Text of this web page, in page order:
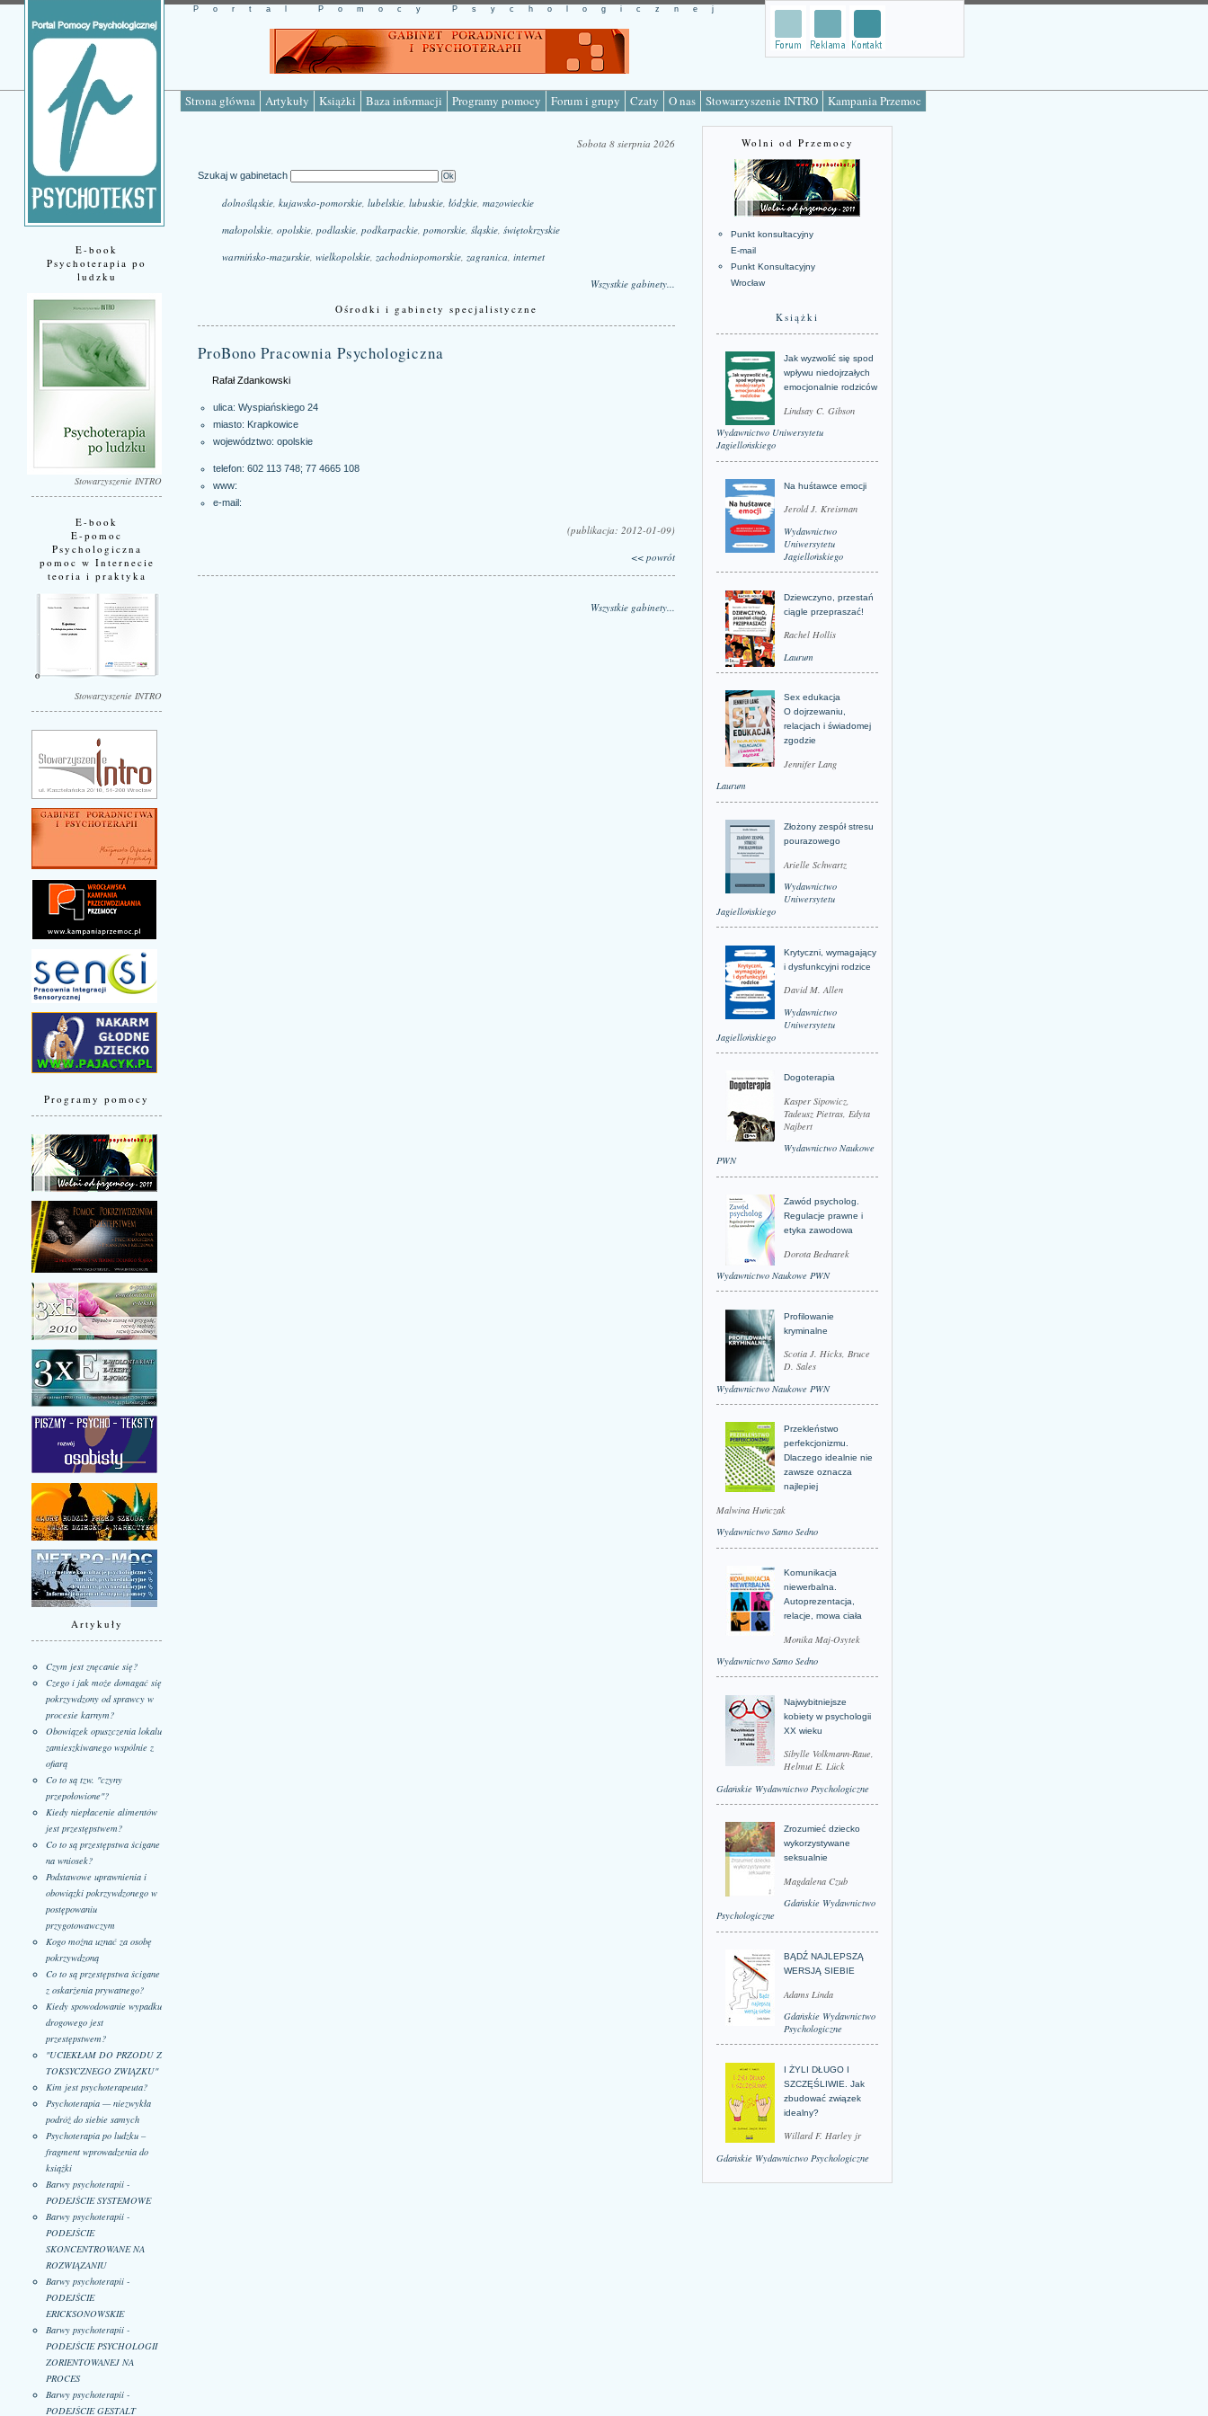
Strona główna Artykuły Książki Baza informacji Programy pomocy Forum i grupy Czaty O nas Stowarzyszenie INTRO Kampania Przemoc
Portal Pomocy Psychologicznej
E-book
Psychoterapia po
ludzku
Stowarzyszenie INTRO
E-book
E-pomoc
Psychologiczna
pomoc w Internecie
teoria i praktyka
Stowarzyszenie INTRO
Programy pomocy
Artykuły
Czym jest znęcanie się?
Czego i jak może domagać się
pokrzywdzony od sprawcy w
procesie karnym?
Obowiązek opuszczenia lokalu
zamieszkiwanego wspólnie z
ofiarą
Co to są tzw. "czyny
przepołowione"?
Kiedy niepłacenie alimentów
jest przestępstwem?
Co to są przestępstwa ścigane
na wniosek?
Podstawowe uprawnienia i
obowiązki pokrzywdzonego w
postępowaniu
przygotowawczym
Kogo można uznać za osobę
pokrzywdzoną
Co to są przestępstwa ścigane
z oskarżenia prywatnego?
Kiedy spowodowanie wypadku
drogowego jest
przestępstwem?
"UCIEKŁAM DO PRZODU Z
TOKSYCZNEGO ZWIĄZKU"
Kim jest psychoterapeuta?
Psychoterapia — niezwykła
podróż do siebie samych
Psychoterapia po ludzku –
fragment wprowadzenia do
książki
Barwy psychoterapii -
PODEJŚCIE SYSTEMOWE
Barwy psychoterapii -
PODEJŚCIE
SKONCENTROWANE NA
ROZWIĄZANIU
Barwy psychoterapii -
PODEJŚCIE
ERICKSONOWSKIE
Barwy psychoterapii -
PODEJŚCIE PSYCHOLOGII
ZORIENTOWANEJ NA
PROCES
Barwy psychoterapii -
PODEJŚCIE GESTALT
Sobota 8 sierpnia 2026
Szukaj w gabinetach
dolnośląskie, kujawsko-pomorskie, lubelskie, lubuskie, łódzkie, mazowieckie
małopolskie, opolskie, podlaskie, podkarpackie, pomorskie, śląskie, świętokrzyskie
warmińsko-mazurskie, wielkopolskie, zachodniopomorskie, zagranica, internet
Wszystkie gabinety...
Ośrodki i gabinety specjalistyczne
ProBono Pracownia Psychologiczna
Rafał Zdankowski
ulica: Wyspiańskiego 24
miasto: Krapkowice
województwo: opolskie
telefon: 602 113 748; 77 4665 108
www:
e-mail:
(publikacja: 2012-01-09)
<< powrót
Wszystkie gabinety...
Wolni od Przemocy
Punkt konsultacyjny
E-mail
Punkt Konsultacyjny
Wrocław
Książki
Jak wyzwolić się spod
wpływu niedojrzałych
emocjonalnie rodziców
Lindsay C. Gibson
Wydawnictwo Uniwersytetu
Jagiellońskiego
Na huśtawce emocji
Jerold J. Kreisman
Wydawnictwo
Uniwersytetu
Jagiellońskiego
Dziewczyno, przestań
ciągle przepraszać!
Rachel Hollis
Laurum
Sex edukacja
O dojrzewaniu,
relacjach i świadomej
zgodzie
Jennifer Lang
Laurum
Złożony zespół stresu
pourazowego
Arielle Schwartz
Wydawnictwo
Uniwersytetu
Jagiellońskiego
Krytyczni, wymagający
i dysfunkcyjni rodzice
David M. Allen
Wydawnictwo
Uniwersytetu
Jagiellońskiego
Dogoterapia
Kasper Sipowicz,
Tadeusz Pietras, Edyta
Najbert
Wydawnictwo Naukowe
PWN
Zawód psycholog.
Regulacje prawne i
etyka zawodowa
Dorota Bednarek
Wydawnictwo Naukowe PWN
Profilowanie
kryminalne
Scotia J. Hicks, Bruce
D. Sales
Wydawnictwo Naukowe PWN
Przekleństwo
perfekcjonizmu.
Dlaczego idealnie nie
zawsze oznacza
najlepiej
Malwina Huńczak
Wydawnictwo Samo Sedno
Komunikacja
niewerbalna.
Autoprezentacja,
relacje, mowa ciała
Monika Maj-Osytek
Wydawnictwo Samo Sedno
Najwybitniejsze
kobiety w psychologii
XX wieku
Sibylle Volkmann-Raue,
Helmut E. Lück
Gdańskie Wydawnictwo Psychologiczne
Zrozumieć dziecko
wykorzystywane
seksualnie
Magdalena Czub
Gdańskie Wydawnictwo
Psychologiczne
BĄDŹ NAJLEPSZĄ
WERSJĄ SIEBIE
Adams Linda
Gdańskie Wydawnictwo
Psychologiczne
I ŻYLI DŁUGO I
SZCZĘŚLIWIE. Jak
zbudować związek
idealny?
Willard F. Harley jr
Gdańskie Wydawnictwo Psychologiczne